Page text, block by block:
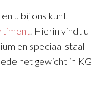
u bij ons kunt
. Hierin vindt u
en speciaal staal
het gewicht in KG